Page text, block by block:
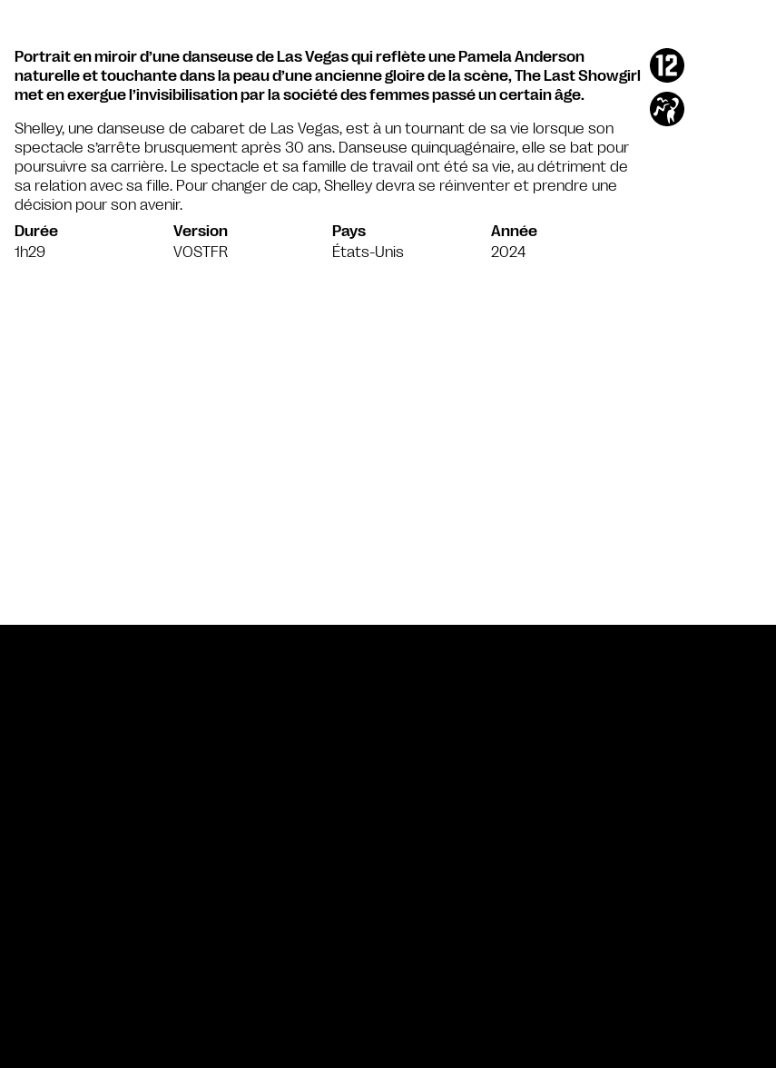
Portrait en miroir d’une danseuse de Las Vegas qui reflète une Pamela Anderson
naturelle et touchante dans la peau d’une ancienne gloire de la scène, The Last Showgirl
met en exergue l’invisibilisation par la société des femmes passé un certain âge.
Shelley, une danseuse de cabaret de Las Vegas, est à un tournant de sa vie lorsque son
spectacle s’arrête brusquement après 30 ans. Danseuse quinquagénaire, elle se bat pour
poursuivre sa carrière. Le spectacle et sa famille de travail ont été sa vie, au détriment de
sa relation avec sa fille. Pour changer de cap, Shelley devra se réinventer et prendre une
décision pour son avenir.
Durée
1h29
Version
VOSTFR
Pays
États-Unis
Année
2024